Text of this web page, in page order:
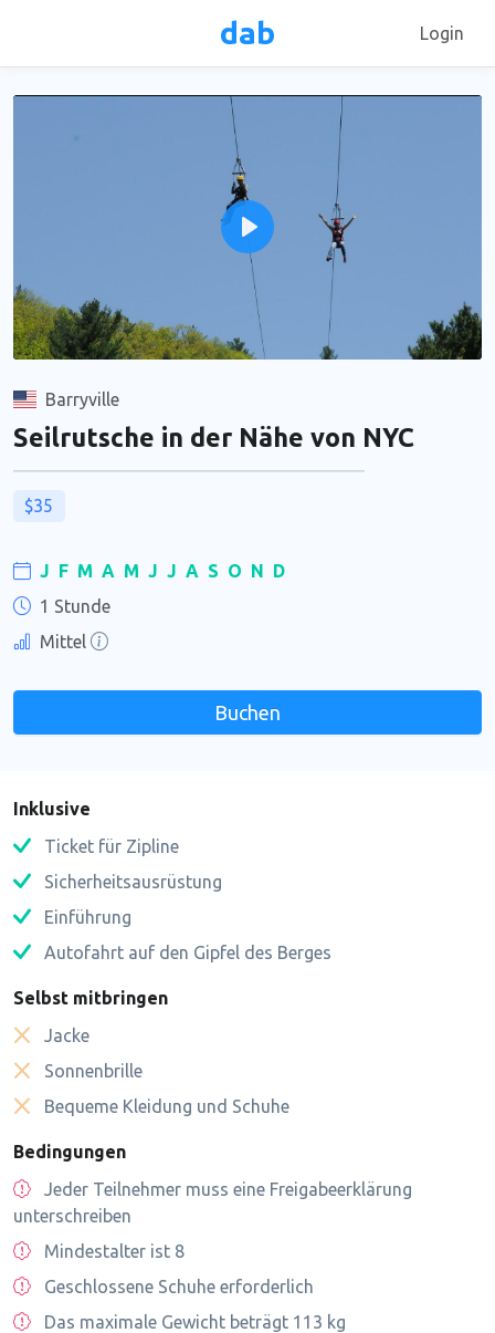
dab Login
Unmute
Play
Barryville
Seilrutsche in der Nähe von NYC
$35
J F M A M J J A S O N D
1 Stunde
Mittel
Buchen
Inklusive
Ticket für Zipline
Sicherheitsausrüstung
Einführung
Autofahrt auf den Gipfel des Berges
Selbst mitbringen
Jacke
Sonnenbrille
Bequeme Kleidung und Schuhe
Bedingungen
Jeder Teilnehmer muss eine Freigabeerklärung
unterschreiben
Mindestalter ist 8
Geschlossene Schuhe erforderlich
Das maximale Gewicht beträgt 113 kg